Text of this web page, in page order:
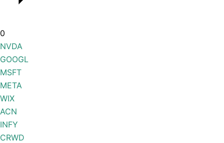
0
NVDA
GOOGL
MSFT
META
WIX
ACN
INFY
CRWD